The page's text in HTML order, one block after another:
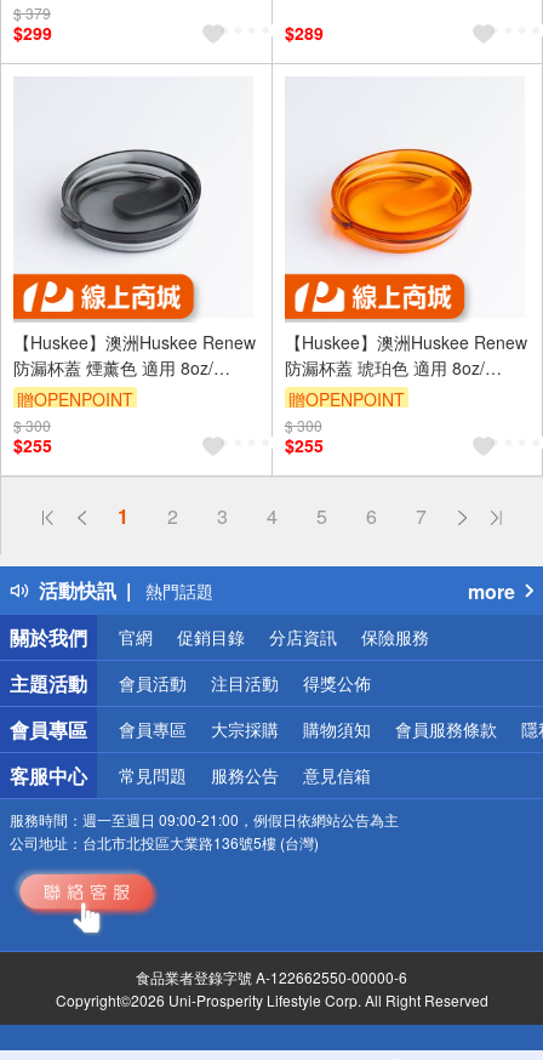
$ 379
$299
$289
【Huskee】澳洲Huskee Renew
防漏杯蓋 煙薰色 適用 8oz/
12oz/ 16oz (豆殼杯也適用)
贈OPENPOINT
$ 300
$255
【Huskee】澳洲Huskee Renew
防漏杯蓋 琥珀色 適用 8oz/
12oz/ 16oz (豆殼杯也適用)
贈OPENPOINT
$ 300
$255
1 2 3 4 5 6 7
活動快訊
偏遠地區配送
得獎公告
熱門話題
銀行優惠
偏遠地區配送
詐騙網頁！請小心！
more
關於我們
官網 促銷目錄 分店資訊 保險服務
主題活動 會員活動 注目活動 得獎公佈
會員專區 會員專區 大宗採購 購物須知 會員服務條款 隱
客服中心 常見問題 服務公告 意見信箱
服務時間： 週一至週日 09:00-21:00，例假日依網站公告為主
公司地址： 台北市北投區大業路136號5樓 (台灣)
食品業者登錄字號 A-122662550-00000-6
Copyright©2026 Uni-Prosperity Lifestyle Corp. All Right Reserved